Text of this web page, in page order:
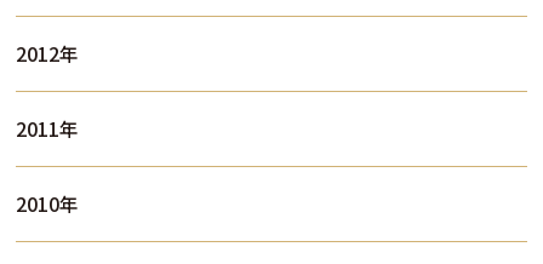
2012年
2011年
2010年